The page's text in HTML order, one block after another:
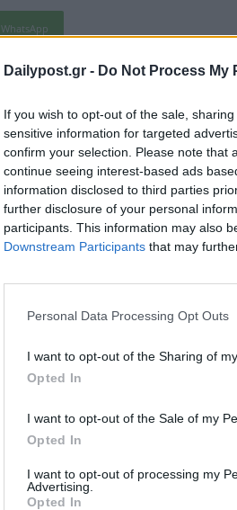
Dailypost.gr - Do Not Process My
If you wish to opt-out of the sale,
sensitive information for targeted
confirm your selection. Please note that
continue seeing interest-based ads
information disclosed to third parties
further disclosure of your personal
participants. This information may also
Downstream Participants that may
Personal Data Processing Opt Outs
I want to opt-out of the Sharing of
Opted In
I want to opt-out of the Sale of my
Opted In
I want to opt-out of processing my
Advertising.
Opted In
WhatsApp